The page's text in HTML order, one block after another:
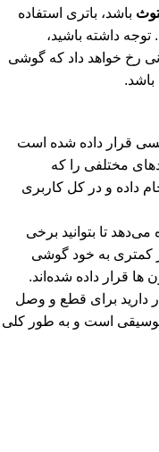
باشد، باتری استفاده
داشته باشید،
رخ خواهد داد که گوشی
قرار داده شده است
مختلفی را که
داده و در کل کاربری
می‌دهد تا بتوانید برخی
کمتری به خود گوشی
ها قرار داده شده‌اند.
دارید برای قطع و وصل
است و به طور کلی